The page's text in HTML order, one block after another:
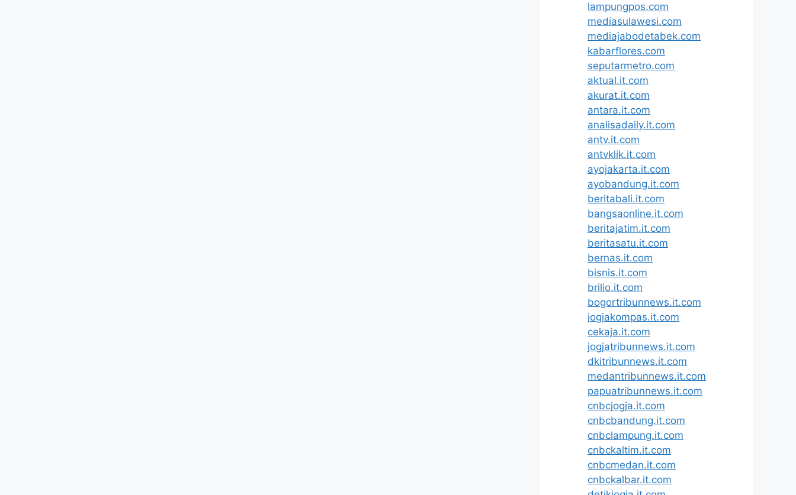
lampungpos.com
mediasulawesi.com
mediajabodetabek.com
kabarflores.com
seputarmetro.com
aktual.it.com
akurat.it.com
antara.it.com
analisadaily.it.com
antv.it.com
antvklik.it.com
ayojakarta.it.com
ayobandung.it.com
beritabali.it.com
bangsaonline.it.com
beritajatim.it.com
beritasatu.it.com
bernas.it.com
bisnis.it.com
brilio.it.com
bogortribunnews.it.com
jogjakompas.it.com
cekaja.it.com
jogjatribunnews.it.com
dkitribunnews.it.com
medantribunnews.it.com
papuatribunnews.it.com
cnbcjogja.it.com
cnbcbandung.it.com
cnbclampung.it.com
cnbckaltim.it.com
cnbcmedan.it.com
cnbckalbar.it.com